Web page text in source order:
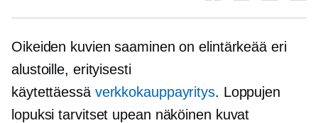
Oikeiden kuvien saaminen on elintärkeää eri
alustoille, erityisesti
käytettäessä verkkokauppayritys. Loppujen
lopuksi tarvitset upean näköinen kuvat